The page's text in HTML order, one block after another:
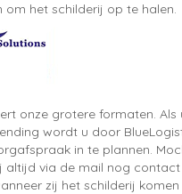
om het schilderij op te halen.
onze grotere formaten. Als
wordt u door
in te plannen.
altijd via de mail nog
zij het schilderij komen